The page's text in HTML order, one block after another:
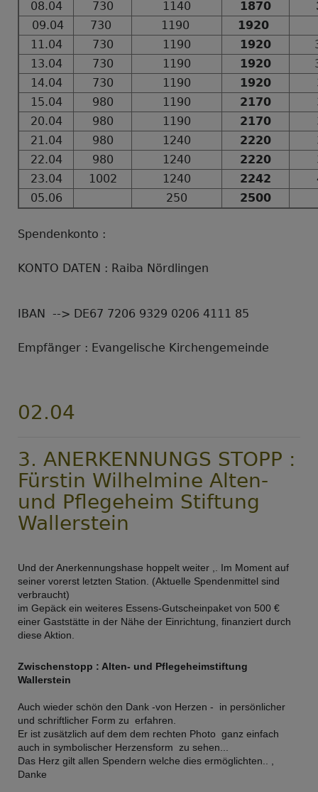
08.04 730 1140 1870
09.04
730 1190 1920
11.04
730 1190 1920
13.04
730 1190 1920
14.04
730 1190 1920
15.04
980 1190 2170
20.04
980 1190 2170
21.04
980 1240 2220
22.04
980 1240 2220
23.04
1002 1240 2242
05.06
250 2500
Spendenkonto :
KONTO DATEN : Raiba Nördlingen
IBAN --> DE67 7206 9329 0206 4111 85
Empfänger : Evangelische Kirchengemeinde
02.04
3. ANERKENNUNGS STOPP :
Fürstin Wilhelmine Alten-
und Pflegeheim Stiftung
Wallerstein
Und der Anerkennungshase hoppelt weiter ,. Im Moment auf
seiner vorerst letzten Station. (Aktuelle Spendenmittel sind
verbraucht)
im Gepäck ein weiteres Essens-Gutscheinpaket von 500 €
einer Gaststätte in der Nähe der Einrichtung, finanziert durch
diese Aktion.
Zwischenstopp : Alten- und Pflegeheimstiftung
Wallerstein
Auch wieder schön den Dank -von Herzen - in persönlicher
und schriftlicher Form zu erfahren.
Er ist zusätzlich auf dem dem rechten Photo ganz einfach
auch in symbolischer Herzensform zu sehen...
Das Herz gilt allen Spendern welche dies ermöglichten.. ,
Danke